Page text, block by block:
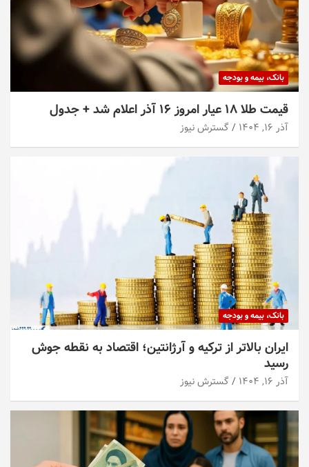
بانک، بیمه و بودجه
قیمت طلا ۱۸ عیار امروز ۱۶ آذر اعلام شد + جدول
آذر ۱۶, ۱۴۰۴ گسترش نیوز
بانک، بیمه و بودجه
ایران بالاتر از ترکیه و آرژانتین؛ اقتصاد به نقطه جوش
رسید
آذر ۱۶, ۱۴۰۴ گسترش نیوز